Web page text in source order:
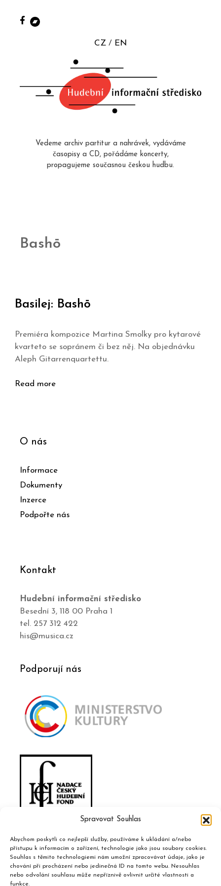
Spravovat Souhlas
Abychom poskytli co nejlepší služby, používáme k ukládání a/nebo
přístupu k informacím o zařízení, technologie jako jsou soubory cookies.
Souhlas s těmito technologiemi nám umožní zpracovávat údaje, jako je
chování při procházení nebo jedinečná ID na tomto webu. Nesouhlas
nebo odvolání souhlasu může nepříznivě ovlivnit určité vlastnosti a
funkce.
CZ EN
Vedeme archiv partitur a nahrávek, vydáváme
časopisy a CD, pořádáme koncerty,
propagujeme současnou českou hudbu.
Bashō
Basilej: Bashō
Premiéra kompozice Martina Smolky pro kytarové
kvarteto se sopránem či bez něj. Na objednávku
Aleph Gitarrenquartettu.
Read more
O nás
Informace
Dokumenty
Inzerce
Podpořte nás
Kontakt
Hudební informační středisko
Besední 3, 118 00 Praha 1
tel. 257 312 422
his@musica.cz
Podporují nás